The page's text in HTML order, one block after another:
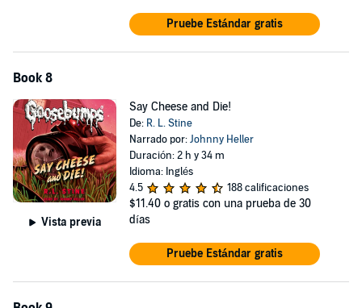
Pruebe Estándar gratis
Book 8
Vista previa
Say Cheese and Die!
De: R. L. Stine
Narrado por:Johnny Heller
Duración: 2 h y 34 m
Idioma: Inglés
4.5
188 calificaciones
$11.40 o gratis con una prueba de 30
días
Pruebe Estándar gratis